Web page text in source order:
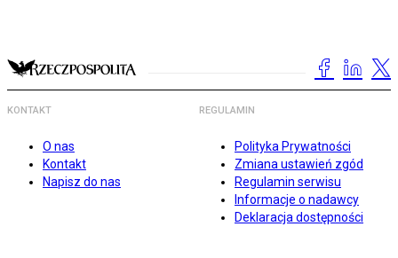
KONTAKT
O nas
Kontakt
Napisz do nas
REGULAMIN
Polityka Prywatności
Zmiana ustawień zgód
Regulamin serwisu
Informacje o nadawcy
Deklaracja dostępności